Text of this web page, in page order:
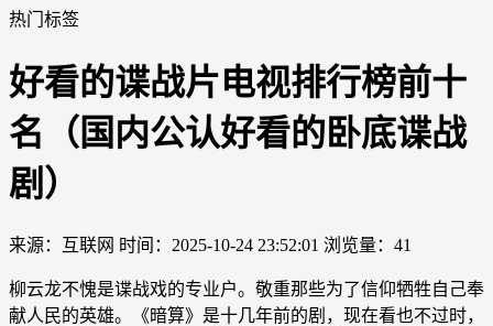
热门标签
好看的谍战片电视排行榜前十
名（国内公认好看的卧底谍战
剧）
来源：互联网 时间：2025-10-24 23:52:01 浏览量：41
柳云龙不愧是谍战戏的专业户。敬重那些为了信仰牺牲自己奉
献人民的英雄。《暗算》是十几年前的剧，现在看也不过时，